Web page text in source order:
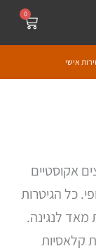
0
עגלת
קניות
אישי
אקוסטיים
כל הגיטרות
מאד לנגינה.
קלאסיות